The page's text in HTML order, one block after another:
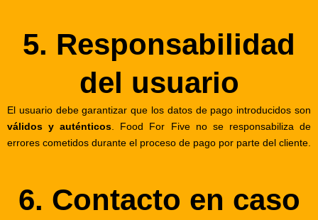
5. Responsabilidad
del usuario
El usuario debe garantizar que los datos de pago introducidos son
válidos y auténticos . Food For Five no se responsabiliza de
errores cometidos durante el proceso de pago por parte del cliente.
6. Contacto en caso